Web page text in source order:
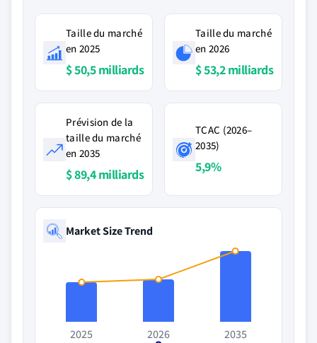
Taille du marché
en 2025
$ 50,5 milliards
Taille du marché
en 2026
$ 53,2 milliards
Prévision de la
taille du marché
en 2035
$ 89,4 milliards
TCAC (2026–
2035)
5,9%
Market Size Trend
2025
2026
2035